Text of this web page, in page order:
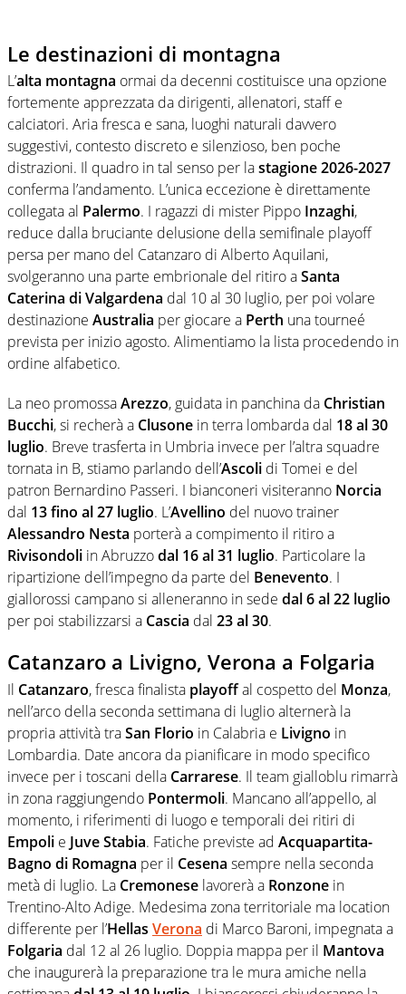
Le destinazioni di montagna
L’alta montagna ormai da decenni costituisce una opzione
fortemente apprezzata da dirigenti, allenatori, staff e
calciatori. Aria fresca e sana, luoghi naturali davvero
suggestivi, contesto discreto e silenzioso, ben poche
distrazioni. Il quadro in tal senso per lastagione 2026-2027
conferma l’andamento. L’unica eccezione è direttamente
collegata al Palermo. I ragazzi di mister Pippo Inzaghi,
reduce dalla bruciante delusione della semifinale playoff
persa per mano del Catanzaro di Alberto Aquilani,
svolgeranno una parte embrionale del ritiro aSanta
Caterina di Valgardena dal 10 al 30 luglio, per poi volare
destinazione Australia per giocare a Perth una tourneé
prevista per inizio agosto. Alimentiamo la lista procedendo in
ordine alfabetico.
La neo promossaArezzo, guidata in panchina da Christian
Bucchi, si recherà a Clusone in terra lombarda dal 18 al 30
luglio. Breve trasferta in Umbria invece per l’altra squadre
tornata in B, stiamo parlando dell’Ascoli di Tomei e del
patron Bernardino Passeri. I bianconeri visiteranno Norcia
dal 13 fino al 27 luglio. L’Avellino del nuovo trainer
Alessandro Nesta porterà a compimento il ritiro a
Rivisondoli in Abruzzodal 16 al 31 luglio. Particolare la
ripartizione dell’impegno da parte del Benevento. I
giallorossi campano si alleneranno in sede dal 6 al 22 luglio
per poi stabilizzarsi a Cascia dal 23 al 30.
Catanzaro a Livigno, Verona a Folgaria
Il Catanzaro, fresca finalista playoffal cospetto del Monza,
nell’arco della seconda settimana di luglio alternerà la
propria attività traSan Florio in Calabria e Livigno in
Lombardia. Date ancora da pianificare in modo specifico
invece per i toscani della Carrarese. Il team gialloblu rimarrà
in zona raggiungendo Pontermoli. Mancano all’appello, al
momento, i riferimenti di luogo e temporali dei ritiri di
Empoli e Juve Stabia. Fatiche previste ad Acquapartita-
Bagno di Romagna per il Cesena sempre nella seconda
metà di luglio. La Cremonese lavorerà a Ronzone in
Trentino-Alto Adige. Medesima zona territoriale ma location
differente per l’Hellas Verona di Marco Baroni, impegnata a
Folgaria dal 12 al 26 luglio. Doppia mappa per il Mantova
che inaugurerà la preparazione tra le mura amiche nella